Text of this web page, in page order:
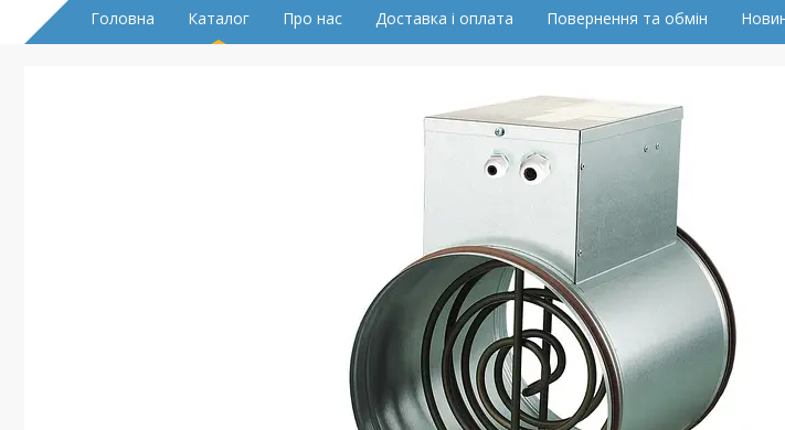
Головна Каталог Про нас Доставка і оплата Повернення та обмін